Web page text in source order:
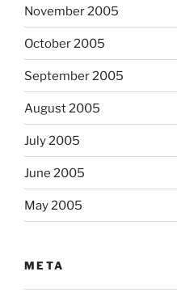
November 2005
October 2005
September 2005
August 2005
July 2005
June 2005
May 2005
META